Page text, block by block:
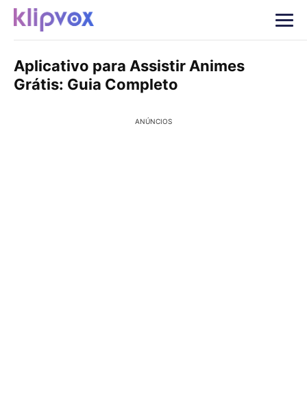
Aplicativo para Assistir Animes
Grátis: Guia Completo
ANÚNCIOS